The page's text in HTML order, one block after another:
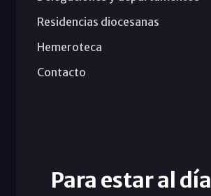
Residencias diocesanas
Hemeroteca
Contacto
Para estar al día